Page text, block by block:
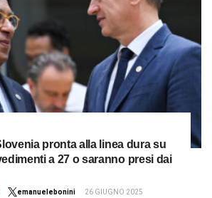
pronta alla linea dura su
a 27 o saranno presi dai
emanuelebonini 26 GIUGNO 2025